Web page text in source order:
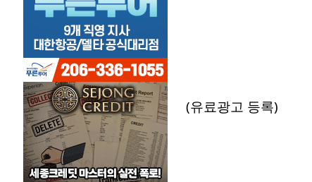
(유료광고 등록)